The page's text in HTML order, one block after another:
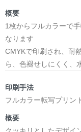
概要
1枚からフルカラーで
なります
CMYKで印刷され、耐
ら、色褪せしにくく、
印刷手法
フルカラー転写プリン
概要
クッキリとしたデザイ